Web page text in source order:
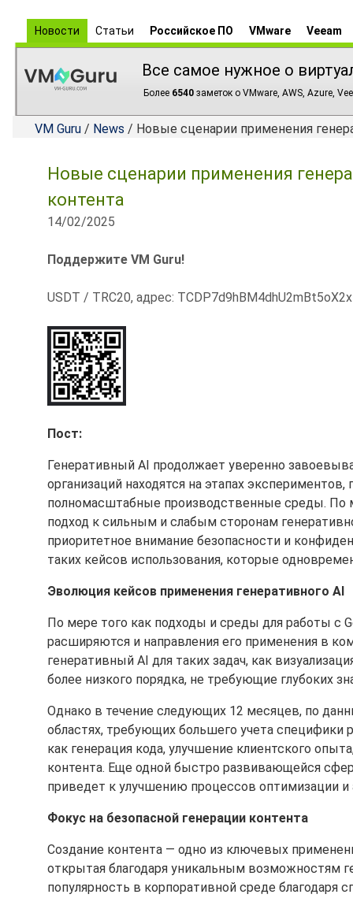
Новости Статьи Российское ПО VMware Veeam
Все самое нужное о
Более 6540 заметок о VMware, AWS, Azure,
VM Guru / News / Новые cценарии применения
Новые cценарии применения
контента
14/02/2025
Поддержите VM Guru!
USDT / TRC20, адрес:
Пост:
Генеративный AI продолжает уверенно
организаций находятся на этапах
полномасштабные производственные среды. По
подход к сильным и слабым сторонам
приоритетное внимание безопасности и
таких кейсов использования, которые
Эволюция кейсов применения генеративного AI
По мере того как подходы и среды для работы с
расширяются и направления его применения в
генеративный AI для таких задач, как
более низкого порядка, не требующие глубоких
Однако в течение следующих 12 месяцев, по
областях, требующих большего учета специфики
как генерация кода, улучшение клиентского
контента. Еще одной быстро развивающейся
приведет к улучшению процессов оптимизации и
Фокус на безопасной генерации контента
Создание контента — одно из ключевых
открытая благодаря уникальным возможностям
популярность в корпоративной среде